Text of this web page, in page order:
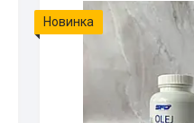
Новинка